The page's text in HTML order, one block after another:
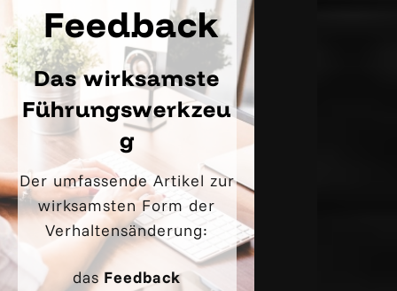
Feedback
Das wirksamste
Führungswerkzeu
g
Der umfassende Artikel zur
wirksamsten Form der
Verhaltensänderung:
dasFeedback